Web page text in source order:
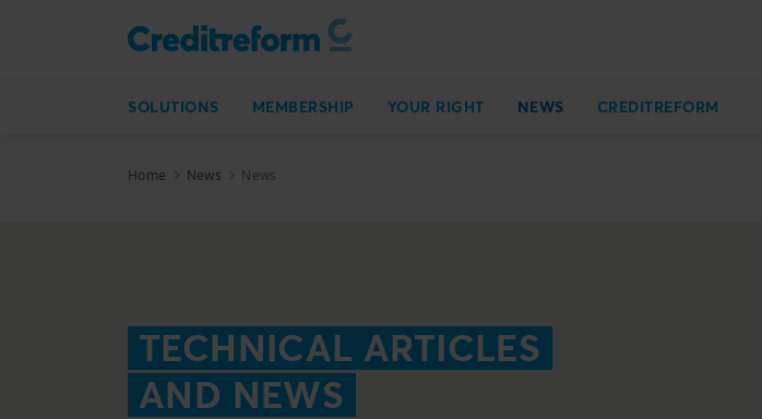
SOLUTIONS MEMBERSHIP YOUR RIGHT NEWS CREDITREFORM
Home News News
TECHNICAL ARTICLES
AND NEWS